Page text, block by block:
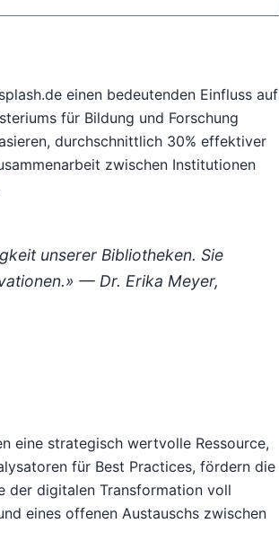
einen bedeutenden Einfluss auf
für Bildung und Forschung
durchschnittlich 30% effektiver
zwischen Institutionen
unserer Bibliotheken. Sie
— Dr. Erika Meyer,
eine strategisch wertvolle Ressource,
für Best Practices, fördern die
der digitalen Transformation voll
eines offenen Austauschs zwischen